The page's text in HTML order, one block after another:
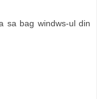
sa bag windws-ul din